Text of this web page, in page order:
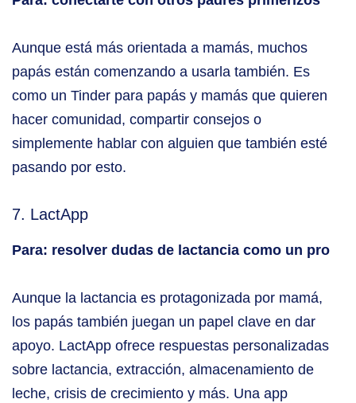
Aunque está más orientada a mamás, muchos
papás están comenzando a usarla también. Es
como un Tinder para papás y mamás que quieren
hacer comunidad, compartir consejos o
simplemente hablar con alguien que también esté
pasando por esto.
7. LactApp
Para: resolver dudas de lactancia como un pro
Aunque la lactancia es protagonizada por mamá,
los papás también juegan un papel clave en dar
apoyo. LactApp ofrece respuestas personalizadas
sobre lactancia, extracción, almacenamiento de
leche, crisis de crecimiento y más. Una app